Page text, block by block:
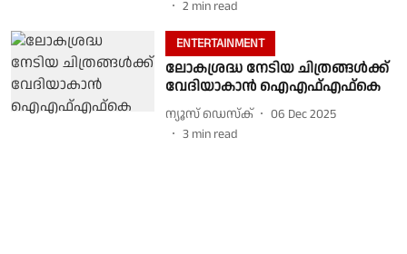
2 min read
ENTERTAINMENT
ലോകശ്രദ്ധ നേടിയ ചിത്രങ്ങള്‍ക്ക്
വേദിയാകാൻ ഐഎഫ്എഫ്കെ
ന്യൂസ് ഡെസ്ക്
06 Dec 2025
3 min read